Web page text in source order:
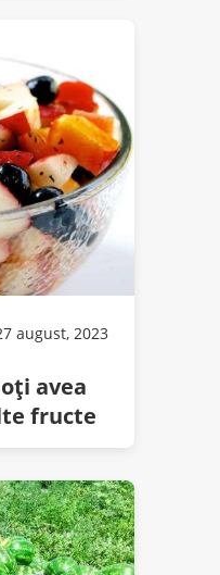
august, 2023
avea
fructe